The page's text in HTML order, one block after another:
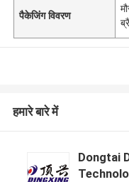
पैकेजिंग विवरण
हमारे बारे में
Dongtai